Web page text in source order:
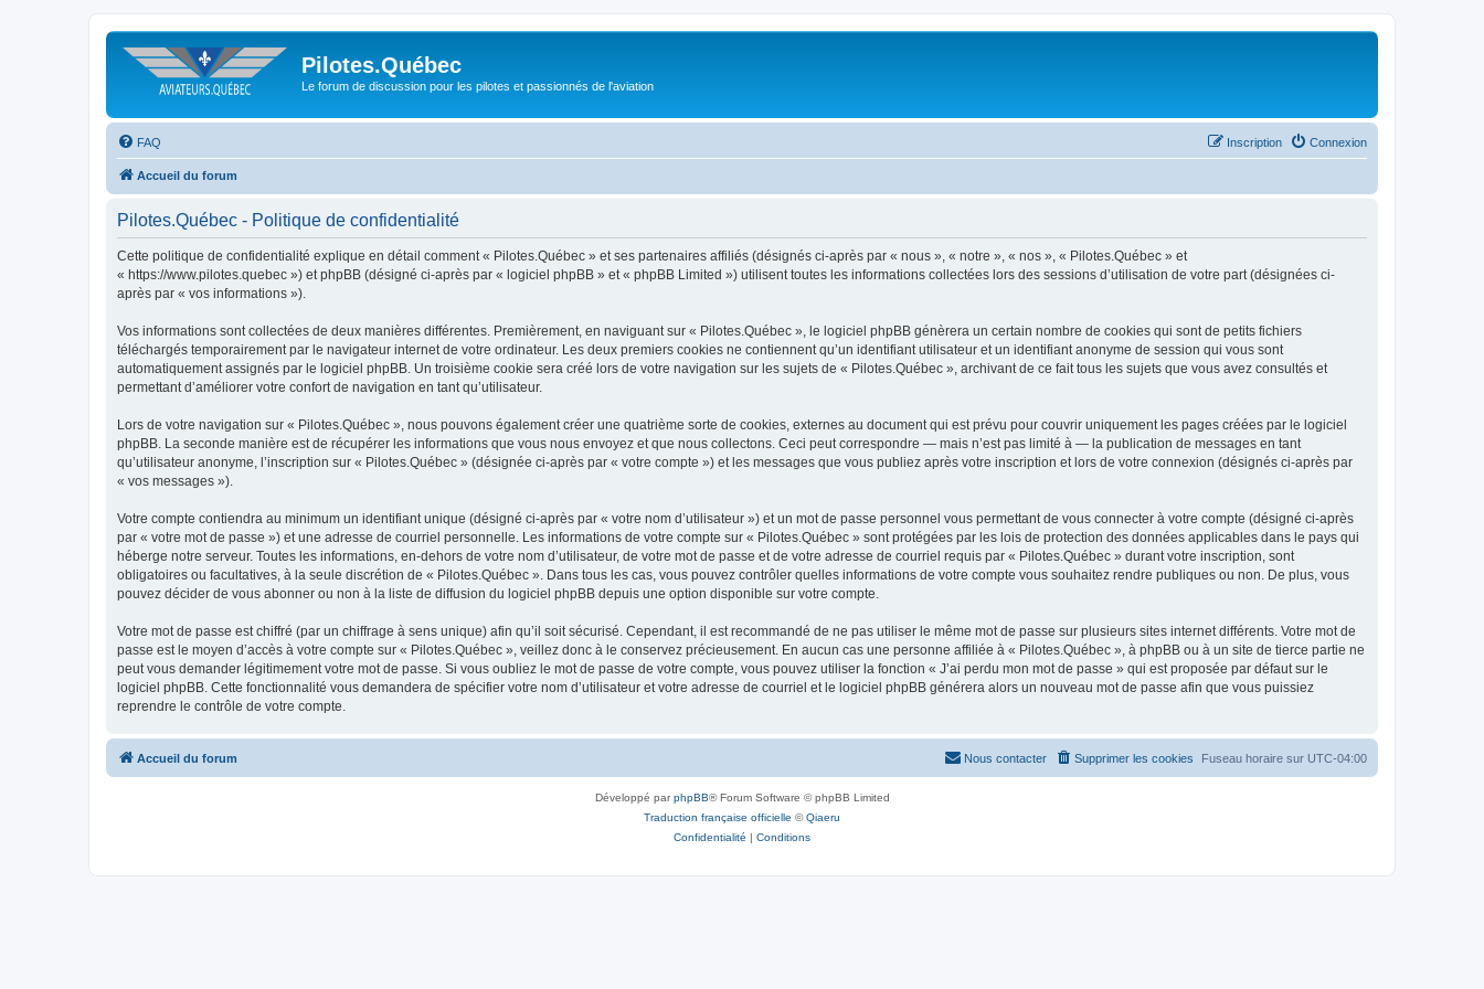
Pilotes.Québec
Le forum de discussion pour les pilotes et passionnés de l'aviation
FAQ Connexion
Inscription
Accueil du forum
Pilotes.Québec - Politique de confidentialité
Cette politique de confidentialité explique en détail comment « Pilotes.Québec » et ses partenaires affiliés (désignés ci-après par « nous », « notre », « nos », « Pilotes.Québec » et
« https://www.pilotes.quebec ») et phpBB (désigné ci-après par « logiciel phpBB » et « phpBB Limited ») utilisent toutes les informations collectées lors des sessions d’utilisation de votre part (désignées ci-
après par « vos informations »).
Vos informations sont collectées de deux manières différentes. Premièrement, en naviguant sur « Pilotes.Québec », le logiciel phpBB génèrera un certain nombre de cookies qui sont de petits fichiers
téléchargés temporairement par le navigateur internet de votre ordinateur. Les deux premiers cookies ne contiennent qu’un identifiant utilisateur et un identifiant anonyme de session qui vous sont
automatiquement assignés par le logiciel phpBB. Un troisième cookie sera créé lors de votre navigation sur les sujets de « Pilotes.Québec », archivant de ce fait tous les sujets que vous avez consultés et
permettant d’améliorer votre confort de navigation en tant qu’utilisateur.
Lors de votre navigation sur « Pilotes.Québec », nous pouvons également créer une quatrième sorte de cookies, externes au document qui est prévu pour couvrir uniquement les pages créées par le logiciel
phpBB. La seconde manière est de récupérer les informations que vous nous envoyez et que nous collectons. Ceci peut correspondre — mais n’est pas limité à — la publication de messages en tant
qu’utilisateur anonyme, l’inscription sur « Pilotes.Québec » (désignée ci-après par « votre compte ») et les messages que vous publiez après votre inscription et lors de votre connexion (désignés ci-après par
« vos messages »).
Votre compte contiendra au minimum un identifiant unique (désigné ci-après par « votre nom d’utilisateur ») et un mot de passe personnel vous permettant de vous connecter à votre compte (désigné ci-après
par « votre mot de passe ») et une adresse de courriel personnelle. Les informations de votre compte sur « Pilotes.Québec » sont protégées par les lois de protection des données applicables dans le pays qui
héberge notre serveur. Toutes les informations, en-dehors de votre nom d’utilisateur, de votre mot de passe et de votre adresse de courriel requis par « Pilotes.Québec » durant votre inscription, sont
obligatoires ou facultatives, à la seule discrétion de « Pilotes.Québec ». Dans tous les cas, vous pouvez contrôler quelles informations de votre compte vous souhaitez rendre publiques ou non. De plus, vous
pouvez décider de vous abonner ou non à la liste de diffusion du logiciel phpBB depuis une option disponible sur votre compte.
Votre mot de passe est chiffré (par un chiffrage à sens unique) afin qu’il soit sécurisé. Cependant, il est recommandé de ne pas utiliser le même mot de passe sur plusieurs sites internet différents. Votre mot de
passe est le moyen d’accès à votre compte sur « Pilotes.Québec », veillez donc à le conservez précieusement. En aucun cas une personne affiliée à « Pilotes.Québec », à phpBB ou à un site de tierce partie ne
peut vous demander légitimement votre mot de passe. Si vous oubliez le mot de passe de votre compte, vous pouvez utiliser la fonction « J’ai perdu mon mot de passe » qui est proposée par défaut sur le
logiciel phpBB. Cette fonctionnalité vous demandera de spécifier votre nom d’utilisateur et votre adresse de courriel et le logiciel phpBB générera alors un nouveau mot de passe afin que vous puissiez
reprendre le contrôle de votre compte.
Accueil du forum Fuseau horaire sur UTC-04:00
Supprimer les cookies
Nous contacter
Développé parphpBB® Forum Software © phpBB Limited
Traduction française officielle ©Qiaeru
Confidentialité | Conditions